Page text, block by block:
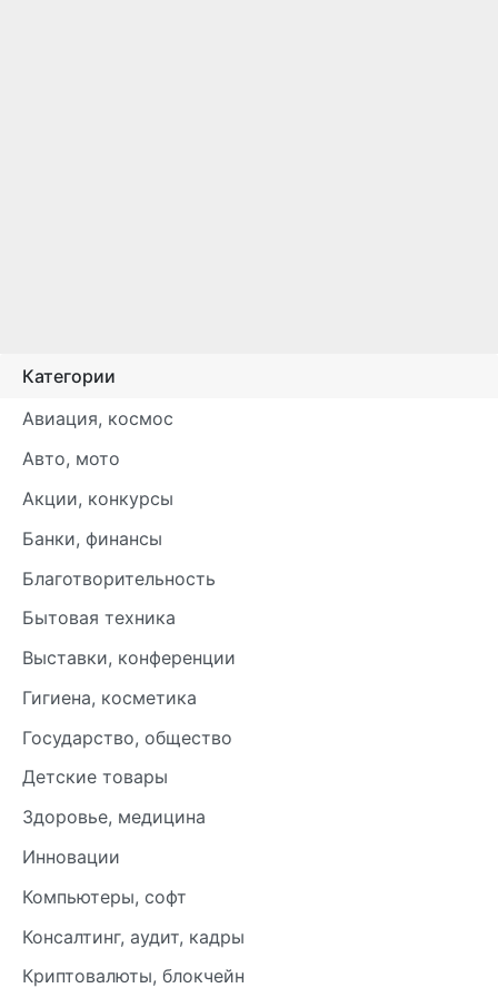
Категории
Авиация, космос
Авто, мото
Акции, конкурсы
Банки, финансы
Благотворительность
Бытовая техника
Выставки, конференции
Гигиена, косметика
Государство, общество
Детские товары
Здоровье, медицина
Инновации
Компьютеры, софт
Консалтинг, аудит, кадры
Криптовалюты, блокчейн